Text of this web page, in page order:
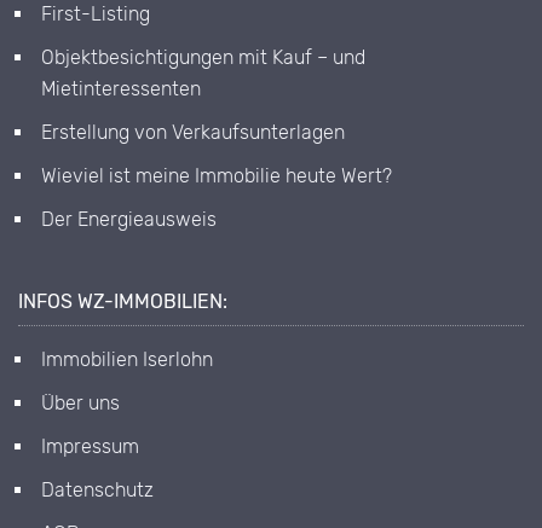
First-Listing
Objektbesichtigungen mit Kauf – und
Mietinteressenten
Erstellung von Verkaufsunterlagen
Wieviel ist meine Immobilie heute Wert?
Der Energieausweis
INFOS WZ-IMMOBILIEN:
Immobilien Iserlohn
Über uns
Impressum
Datenschutz